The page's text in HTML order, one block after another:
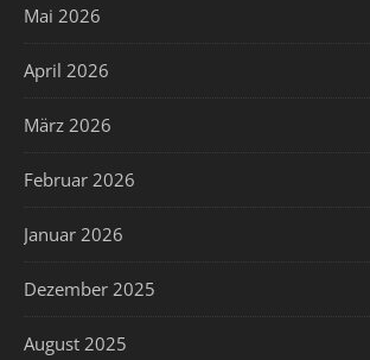
Mai 2026
April 2026
März 2026
Februar 2026
Januar 2026
Dezember 2025
August 2025